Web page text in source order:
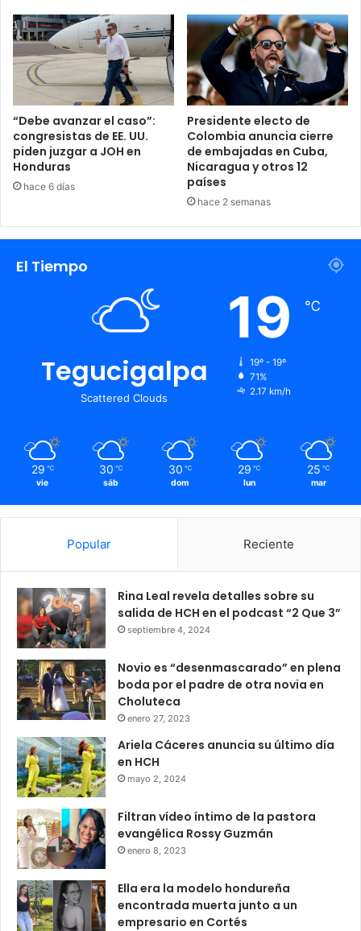
“Debe avanzar el caso”:
congresistas de EE. UU.
piden juzgar a JOH en
Honduras
hace 6 días
Presidente electo de
Colombia anuncia cierre
de embajadas en Cuba,
Nicaragua y otros 12
países
hace 2 semanas
El Tiempo
Tegucigalpa
Scattered Clouds
19 ℃
19º - 19º
71%
2.17 km/h
29 ℃
vie
30 ℃
sáb
30 ℃
dom
29 ℃
lun
25 ℃
mar
Popular Reciente
Rina Leal revela detalles sobre su
salida de HCH en el podcast “2 Que 3”
septiembre 4, 2024
Novio es “desenmascarado” en plena
boda por el padre de otra novia en
Choluteca
enero 27, 2023
Ariela Cáceres anuncia su último día
en HCH
mayo 2, 2024
Filtran vídeo íntimo de la pastora
evangélica Rossy Guzmán
enero 8, 2023
Ella era la modelo hondureña
encontrada muerta junto a un
empresario en Cortés